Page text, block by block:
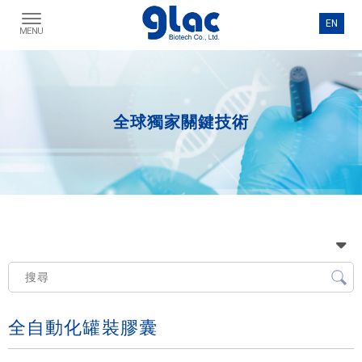
全球獨家關鍵技術
全自動化罐裝膠囊